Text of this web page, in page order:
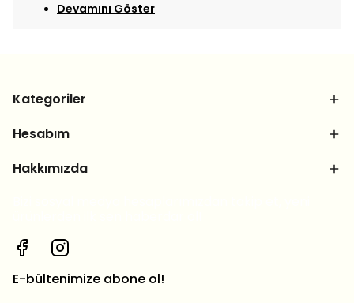
Devamını Göster
Kategoriler
Hesabım
Hakkımızda
E-bültenimize abone ol!